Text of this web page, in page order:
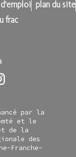
plan du site
frac
par la
et le
de la
des
Franche-